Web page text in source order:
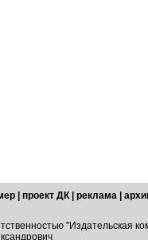
проект ДК реклама
"Издательская